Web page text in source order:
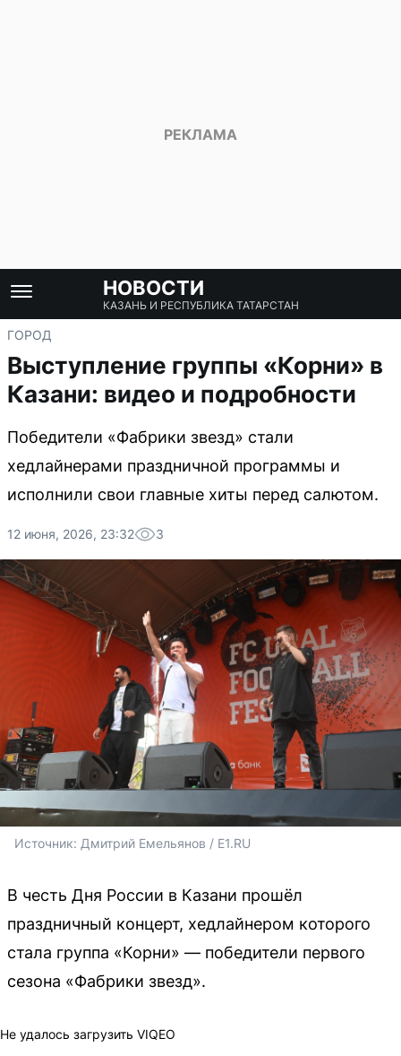
НОВОСТИ
КАЗАНЬ И РЕСПУБЛИКА ТАТАРСТАН
ГОРОД
Выступление группы «Корни» в
Казани: видео и подробности
Победители «Фабрики звезд» стали
хедлайнерами праздничной программы и
исполнили свои главные хиты перед салютом.
12 июня, 2026, 23:32 3
Источник: Дмитрий Емельянов / E1.RU
В честь Дня России в Казани прошёл
праздничный концерт, хедлайнером которого
стала группа «Корни» — победители первого
сезона «Фабрики звезд».
Не удалось загрузить VIQEO